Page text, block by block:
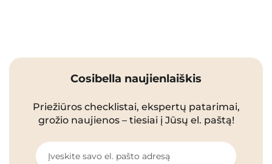
Cosibella naujienlaiškis
Priežiūros checklistai, ekspertų patarimai,
grožio naujienos – tiesiai į Jūsų el. paštą!
Įveskite savo el. pašto adresą